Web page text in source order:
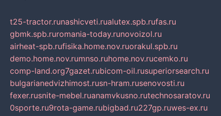
t25-tractor.runashicveti.rualutex.spb.rufas.ru
gbmk.spb.ruromania-today.runovoizol.ru
airheat-spb.rufisika.home.nov.ruorakul.spb.ru
demo.home.nov.rumnso.ruhome.nov.rucemko.ru
comp-land.org7gazet.rubicom-oil.rusuperiorsearch.ru
bulgarianedvizhimost.rusn-hram.rusenovosti.ru
fexer.rusnite-mebel.ruanamvkusno.rutechnosaratov.ru
0sporte.ru9rota-game.rubigbad.ru227gp.ruwes-ex.ru